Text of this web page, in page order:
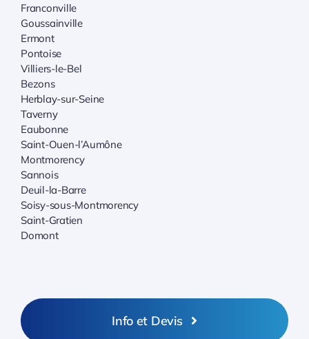
Franconville
Goussainville
Ermont
Pontoise
Villiers-le-Bel
Bezons
Herblay-sur-Seine
Taverny
Eaubonne
Saint-Ouen-l’Aumône
Montmorency
Sannois
Deuil-la-Barre
Soisy-sous-Montmorency
Saint-Gratien
Domont
Info et Devis